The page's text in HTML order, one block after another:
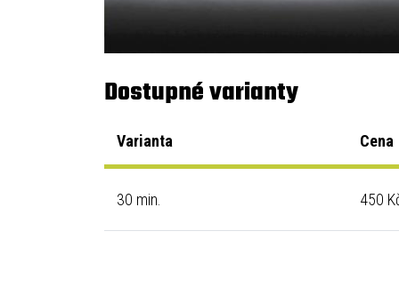
Dostupné varianty
Varianta Cena
30 min. 450